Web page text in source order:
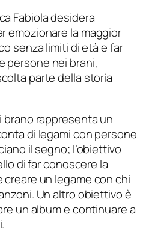
Fabiola desidera
emozionare la maggior
senza limiti di età e far
persone nei brani,
parte della storia
brano rappresenta un
di legami con persone
il segno; l’obiettivo
di far conoscere la
creare un legame con chi
Un altro obiettivo è
un album e continuare a